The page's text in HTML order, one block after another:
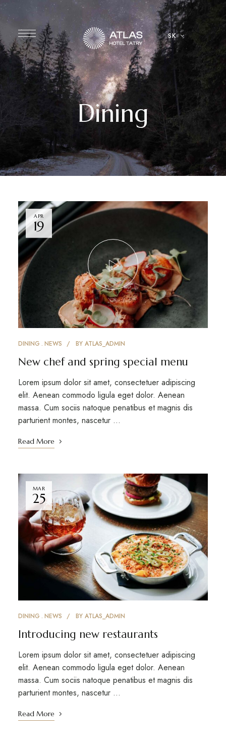
SK
Dining
APR
19
DINING NEWS BY ATLAS_ADMIN
New chef and spring special menu
Lorem ipsum dolor sit amet, consectetuer adipiscing
elit. Aenean commodo ligula eget dolor. Aenean
massa. Cum sociis natoque penatibus et magnis dis
parturient montes, nascetur …
Read More
MAR
25
DINING NEWS BY ATLAS_ADMIN
Introducing new restaurants
Lorem ipsum dolor sit amet, consectetuer adipiscing
elit. Aenean commodo ligula eget dolor. Aenean
massa. Cum sociis natoque penatibus et magnis dis
parturient montes, nascetur …
Read More